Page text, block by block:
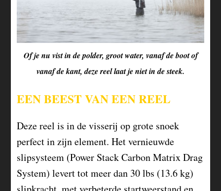
Of je nu vist in de polder, groot water, vanaf de boot of
vanaf de kant, deze reel laat je niet in de steek.
EEN BEEST VAN EEN REEL
Deze reel is in de visserij op grote snoek
perfect in zijn element. Het vernieuwde
slipsysteem (Power Stack Carbon Matrix Drag
System) levert tot meer dan 30 lbs (13.6 kg)